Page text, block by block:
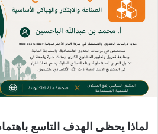
لماذا يحظى الهدف التاسع